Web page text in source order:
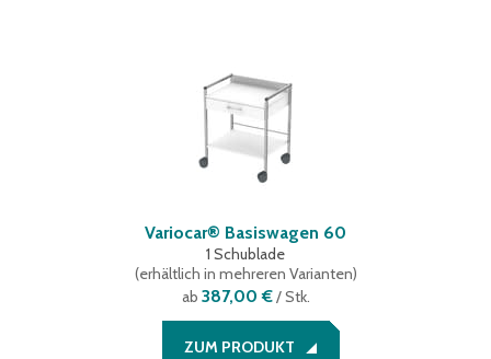
Variocar® Basiswagen 60
1 Schublade
(erhältlich in mehreren Varianten)
ab 387,00 €/ Stk.
ZUM PRODUKT